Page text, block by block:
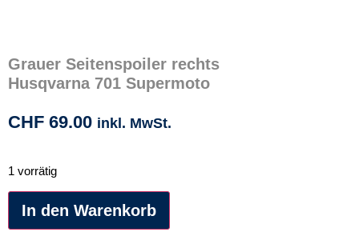
Grauer Seitenspoiler rechts
Husqvarna 701 Supermoto
CHF 69.00 inkl. MwSt.
1 vorrätig
In den Warenkorb